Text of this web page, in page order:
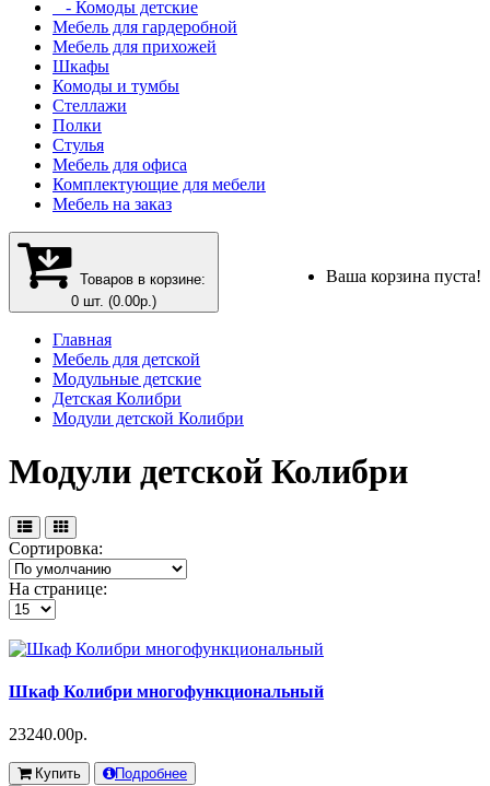
- Комоды детские
Мебель для гардеробной
Мебель для прихожей
Шкафы
Комоды и тумбы
Стеллажи
Полки
Стулья
Мебель для офиса
Комплектующие для мебели
Мебель на заказ
Товаров в корзине:
0 шт. (0.00р.)
Ваша корзина пуста!
Главная
Мебель для детской
Модульные детские
Детская Колибри
Модули детской Колибри
Модули детской Колибри
Сортировка:
На странице:
Шкаф Колибри многофункциональный
23240.00р.
Купить Подробнее